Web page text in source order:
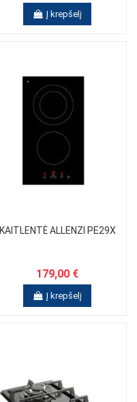
Į krepšelį
KAITLENTĖ ALLENZI PE29X
179,00 €
Į krepšelį